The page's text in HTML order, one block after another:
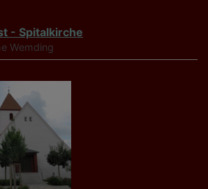
- Spitalkirche
Wemding